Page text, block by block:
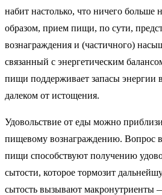
набит настолько, что ничего больше
образом, прием пищи, по сути,
вознаграждения и (частичного)
связанный с энергетическим
пищи поддерживает запасы энергии
далеком от истощения.
Удовольствие от еды можно
пищевому вознаграждению. Вопрос в
пищи способствуют получению
сытости, которое тормозит
сытость вызывают макронутриенты